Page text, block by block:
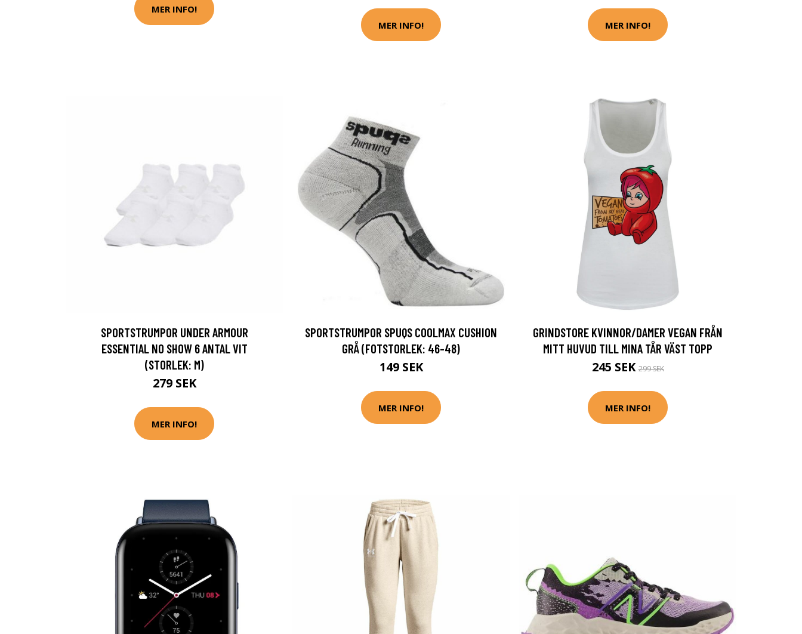
MER INFO!
MER INFO! MER INFO!
SPORTSTRUMPOR UNDER ARMOUR
ESSENTIAL NO SHOW 6 ANTAL VIT
(STORLEK: M)
279 SEK
MER INFO!
SPORTSTRUMPOR SPUQS COOLMAX CUSHION
GRÅ (FOTSTORLEK: 46-48)
149 SEK
MER INFO!
GRINDSTORE KVINNOR/DAMER VEGAN FRÅN
MITT HUVUD TILL MINA TÅR VÄST TOPP
245 SEK299 SEK
MER INFO!